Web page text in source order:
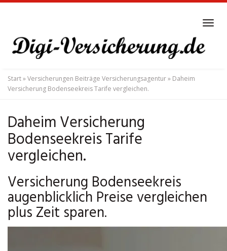
main
content
Start»Versicherungen Beiträge Versicherungsagentur» Daheim
Versicherung Bodenseekreis Tarife vergleichen.
Daheim Versicherung
Bodenseekreis Tarife
vergleichen.
Versicherung Bodenseekreis
augenblicklich Preise vergleichen
plus Zeit sparen.